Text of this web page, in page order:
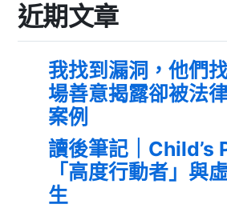
近期文章
我找到漏洞，他們
場善意揭露卻被法
案例
讀後筆記｜Child’s
「高度行動者」與
生